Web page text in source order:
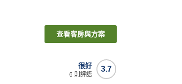
查看客房與方案
3.7
很好
6 則評語